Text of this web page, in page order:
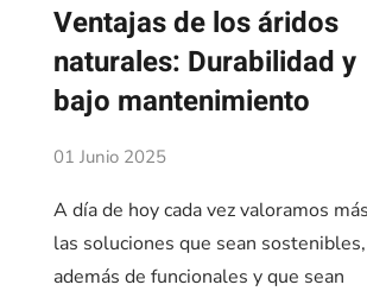
Ventajas de los áridos
naturales: Durabilidad y
bajo mantenimiento
01 Junio 2025
A día de hoy cada vez valoramos más
las soluciones que sean sostenibles,
además de funcionales y que sean